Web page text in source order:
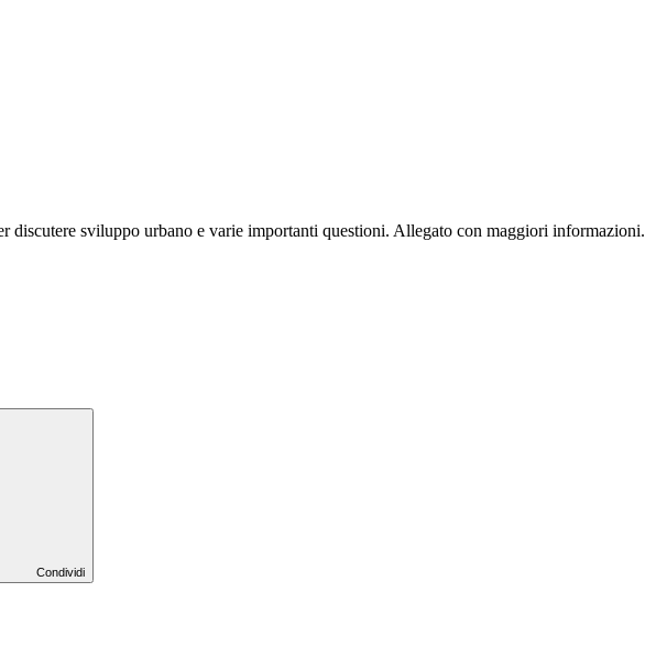
discutere sviluppo urbano e varie importanti questioni. Allegato con maggiori informazioni.
Condividi